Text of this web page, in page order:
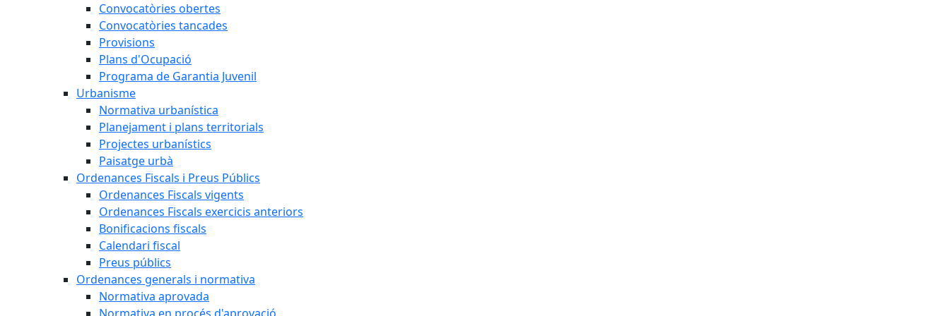
Convocatòries obertes
Convocatòries tancades
Provisions
Plans d'Ocupació
Programa de Garantia Juvenil
Urbanisme
Normativa urbanística
Planejament i plans territorials
Projectes urbanístics
Paisatge urbà
Ordenances Fiscals i Preus Públics
Ordenances Fiscals vigents
Ordenances Fiscals exercicis anteriors
Bonificacions fiscals
Calendari fiscal
Preus públics
Ordenances generals i normativa
Normativa aprovada